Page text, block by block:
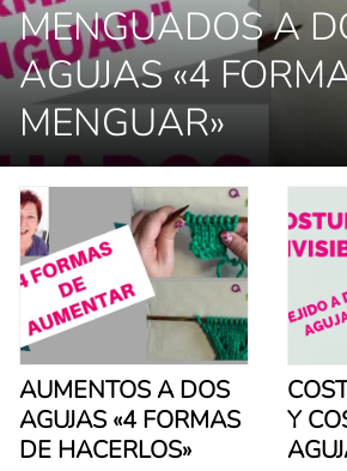
MENGUADOS A
AGUJAS «4
MENGUAR»
AUMENTOS A DOS
AGUJAS «4 FORMAS
DE HACERLOS»
Y